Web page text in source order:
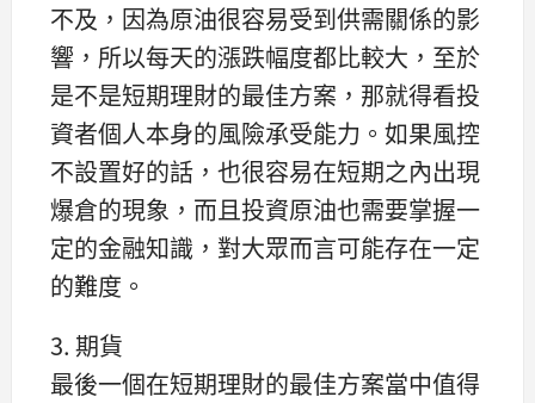
不及，因為原油很容易受到供需關係的影
響，所以每天的漲跌幅度都比較大，至於
是不是短期理財的最佳方案，那就得看投
資者個人本身的風險承受能力。如果風控
不設置好的話，也很容易在短期之內出現
爆倉的現象，而且投資原油也需要掌握一
定的金融知識，對大眾而言可能存在一定
的難度。
3. 期貨
最後一個在短期理財的最佳方案當中值得